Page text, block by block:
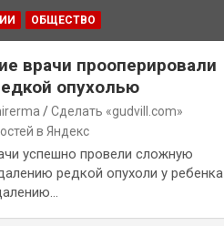
ОБЩЕСТВО
врачи прооперировали
опухолью
Сделать «gudvill.com»
в Яндекс
успешно провели сложную
редкой опухоли у ребенка